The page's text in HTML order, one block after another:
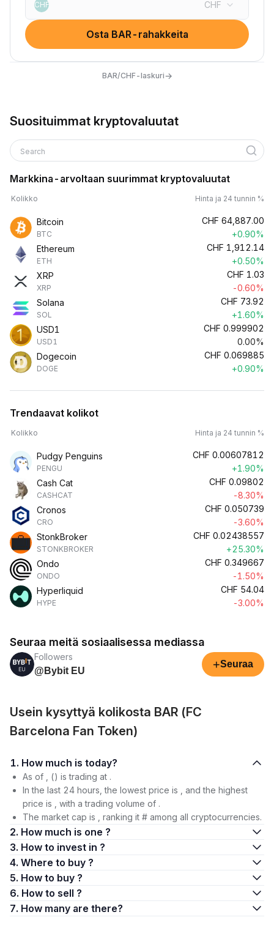
CHF CHF
Osta BAR-rahakkeita
BAR/CHF-laskuri→
Suosituimmat kryptovaluutat
Search
Markkina-arvoltaan suurimmat kryptovaluutat
Kolikko Hinta ja 24 tunnin %
Bitcoin
BTC
CHF 64,887.00
+0.90%
Ethereum
ETH
CHF 1,912.14
+0.50%
XRP
XRP
CHF 1.03
-0.60%
Solana
SOL
CHF 73.92
+1.60%
USD1
USD1
CHF 0.999902
0.00%
Dogecoin
DOGE
CHF 0.069885
+0.90%
Trendaavat kolikot
Kolikko Hinta ja 24 tunnin %
Pudgy Penguins
PENGU
CHF 0.00607812
+1.90%
Cash Cat
CASHCAT
CHF 0.09802
-8.30%
Cronos
CRO
CHF 0.050739
-3.60%
StonkBroker
STONKBROKER
CHF 0.02438557
+25.30%
Ondo
ONDO
CHF 0.349667
-1.50%
Hyperliquid
HYPE
CHF 54.04
-3.00%
Seuraa meitä sosiaalisessa mediassa
Followers
@Bybit EU
+Seuraa
Usein kysyttyä kolikosta BAR (FC
Barcelona Fan Token)
1. How much is today?
As of , () is trading at .
In the last 24 hours, the lowest price is , and the highest
price is , with a trading volume of .
The market cap is , ranking it # among all cryptocurrencies.
2. How much is one ?
3. How to invest in ?
4. Where to buy ?
5. How to buy ?
6. How to sell ?
7. How many are there?